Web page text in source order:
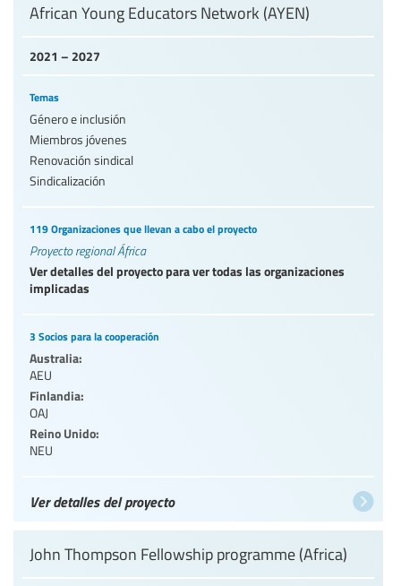
2021 – 2027
African Young Educators Network (AYEN)
Temas
Género e inclusión
Miembros jóvenes
Renovación sindical
Sindicalización
119 Organizaciones que llevan a cabo el proyecto
Proyecto regional África
Ver detalles del proyecto para ver todas las organizaciones
implicadas
3 Socios para la cooperación
Australia:
AEU
Finlandia:
OAJ
Reino Unido:
NEU
Ver detalles del proyecto
John Thompson Fellowship programme (Africa)